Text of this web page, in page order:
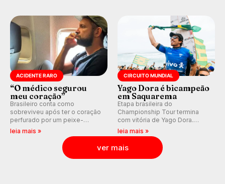
ondas para até 16 dias.
ACIDENTE RARO
“O médico segurou
meu coração”
Brasileiro conta como
sobreviveu após ter o coração
perfurado por um peixe-
agulha enquanto surfava na
leia mais »
CIRCUITO MUNDIAL
Yago Dora é bicampeão
em Saquarema
Etapa brasileira do
Championship Tour termina
com vitória de Yago Dora.
Sawyer Lindblad vence entre
as mulheres e Leonardo
Fioravanti assume liderança do
ranking mundial da WSL, na
etapa de Saquarema.
leia mais »
ver mais